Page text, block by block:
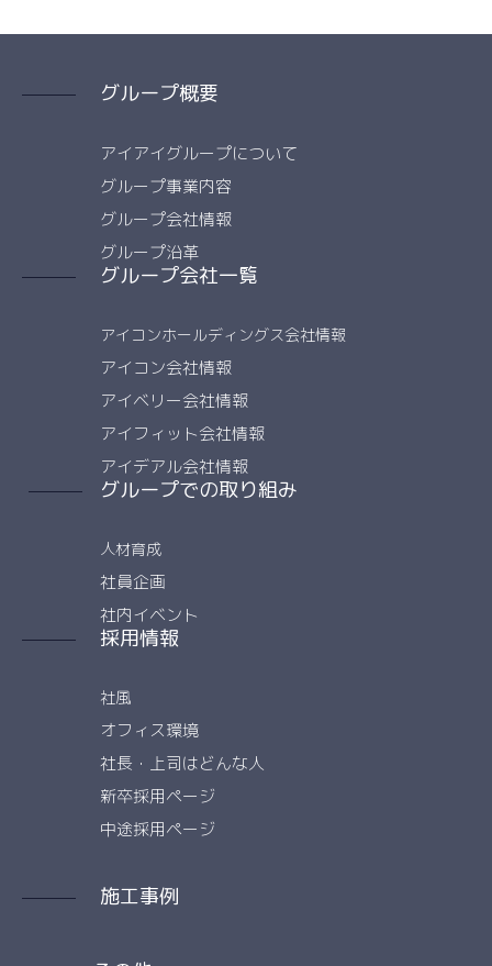
グループ概要
アイアイグループについて
グループ事業内容
グループ会社情報
グループ沿革
グループ会社一覧
アイコンホールディングス会社情報
アイコン会社情報
アイベリー会社情報
アイフィット会社情報
アイデアル会社情報
グループでの取り組み
人材育成
社員企画
社内イベント
採用情報
社風
オフィス環境
社長・上司はどんな人
新卒採用ページ
中途採用ページ
施工事例